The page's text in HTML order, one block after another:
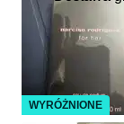
WYRÓŻNIONE